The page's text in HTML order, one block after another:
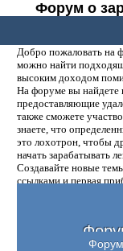
Форум о
Добро пожаловать на
можно найти
высоким доходом
На форуме вы
предоставляющие
также сможете
знаете, что
это лохотрон, чтобы
начать зарабатывать
Создавайте новые
ссылками и первая
Форум